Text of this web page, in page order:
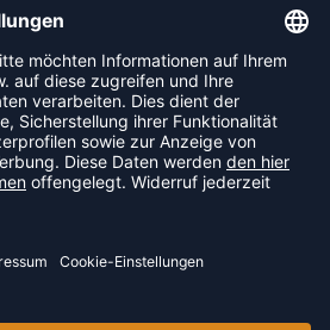
KOSTENLOSEN
UND VERPASSE KEINE
MEHR.
ANMELDEN